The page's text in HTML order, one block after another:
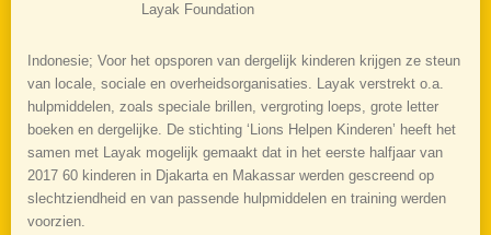
Layak Foundation
Indonesie; Voor het opsporen van dergelijk kinderen krijgen ze steun
van locale, sociale en overheidsorganisaties. Layak verstrekt o.a.
hulpmiddelen, zoals speciale brillen, vergroting loeps, grote letter
boeken en dergelijke. De stichting ‘Lions Helpen Kinderen’ heeft het
samen met Layak mogelijk gemaakt dat in het eerste halfjaar van
2017 60 kinderen in Djakarta en Makassar werden gescreend op
slechtziendheid en van passende hulpmiddelen en training werden
voorzien.